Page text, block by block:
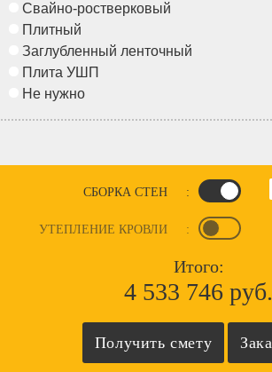
Свайно-ростверковый
Плитный
Заглубленный ленточный
Плита УШП
Не нужно
СБОРКА СТЕН :
УТЕПЛЕНИЕ КРОВЛИ :
Итого:
4 533 746 руб.